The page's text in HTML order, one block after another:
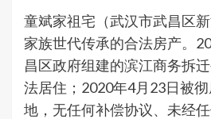
童斌家祖宅（武汉市武昌区
家族世代传承的合法房产。
昌区政府组建的滨江商务拆
法居住；2020年4月23日被
地，无任何补偿协议、未经